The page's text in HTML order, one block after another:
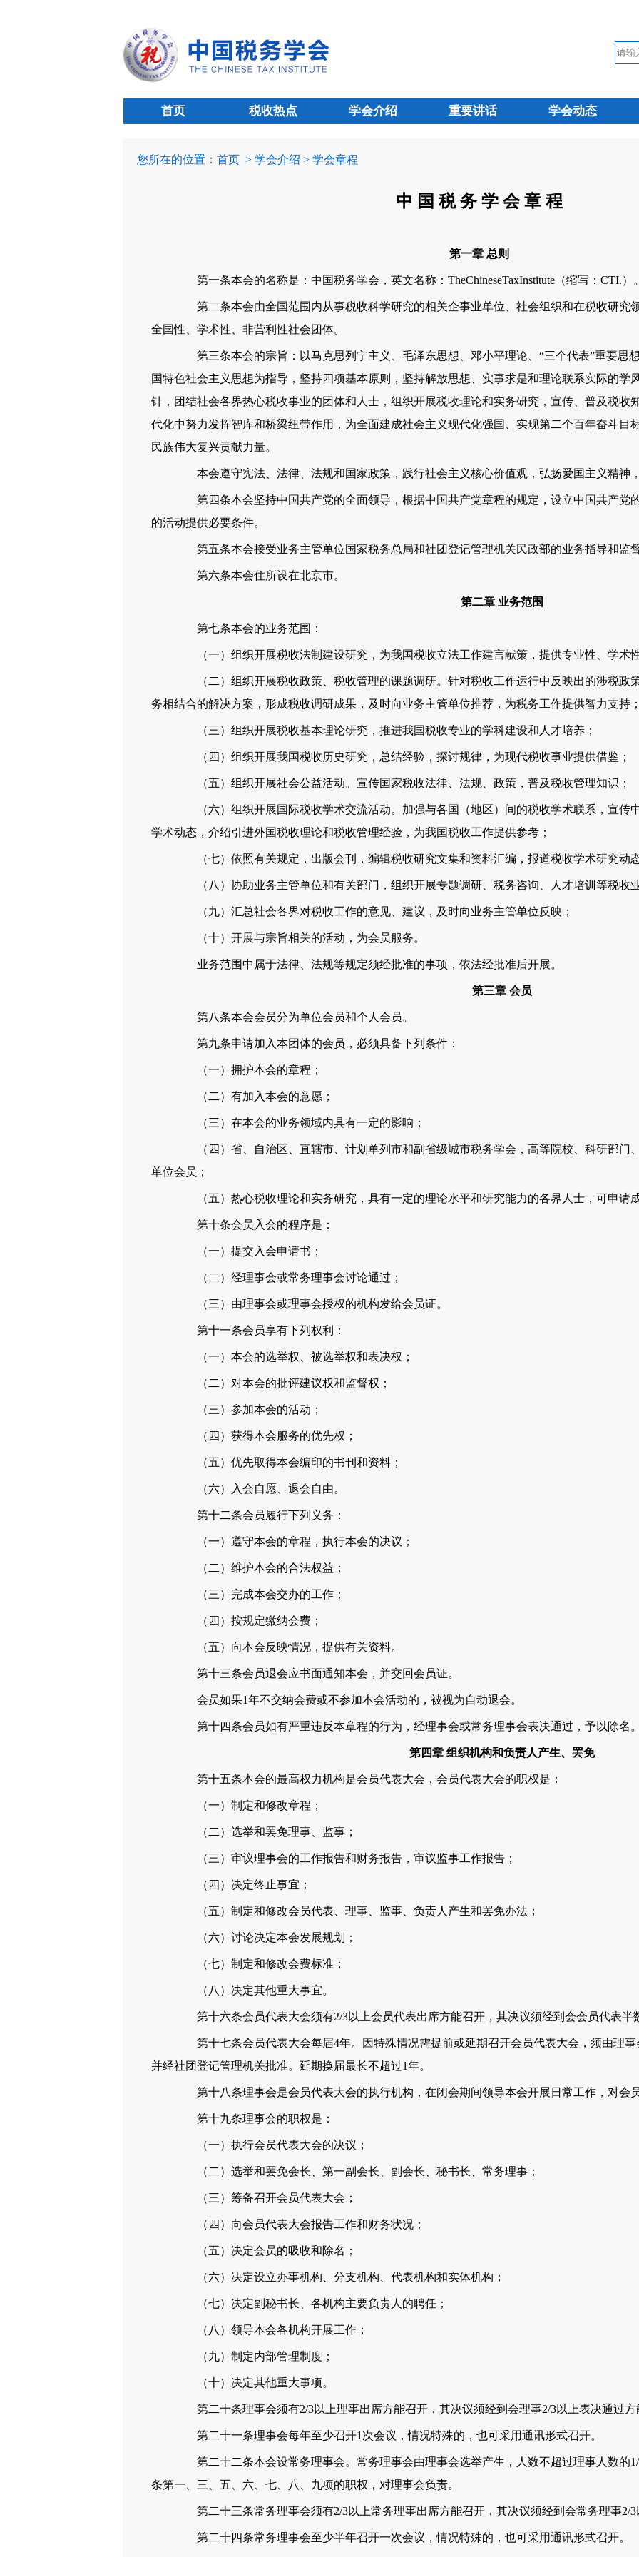
首页 税收热点 学会介绍 重要讲话 学会动态
您所在的位置： 首页 > 学会介绍 > 学会章程
中 国 税 务 学 会 章 程
第一章 总则
第一条本会的名称是：中国税务学会，英文名称：TheChineseTaxInstitute（缩写：CTI.）
第二条本会由全国范围内从事税收科学研究的相关企事业单位、社会组织和在税收研究
全国性、学术性、非营利性社会团体。
第三条本会的宗旨：以马克思列宁主义、毛泽东思想、邓小平理论、“三个代表”重要思
国特色社会主义思想为指导，坚持四项基本原则，坚持解放思想、实事求是和理论联系实际的学
针，团结社会各界热心税收事业的团体和人士，组织开展税收理论和实务研究，宣传、普及税收
代化中努力发挥智库和桥梁纽带作用，为全面建成社会主义现代化强国、实现第二个百年奋斗目
民族伟大复兴贡献力量。
本会遵守宪法、法律、法规和国家政策，践行社会主义核心价值观，弘扬爱国主义精神
第四条本会坚持中国共产党的全面领导，根据中国共产党章程的规定，设立中国共产党
的活动提供必要条件。
第五条本会接受业务主管单位国家税务总局和社团登记管理机关民政部的业务指导和监
第六条本会住所设在北京市。
第二章 业务范围
第七条本会的业务范围：
（一）组织开展税收法制建设研究，为我国税收立法工作建言献策，提供专业性、学术
（二）组织开展税收政策、税收管理的课题调研。针对税收工作运行中反映出的涉税政
务相结合的解决方案，形成税收调研成果，及时向业务主管单位推荐，为税务工作提供智力支持
（三）组织开展税收基本理论研究，推进我国税收专业的学科建设和人才培养；
（四）组织开展我国税收历史研究，总结经验，探讨规律，为现代税收事业提供借鉴；
（五）组织开展社会公益活动。宣传国家税收法律、法规、政策，普及税收管理知识；
（六）组织开展国际税收学术交流活动。加强与各国（地区）间的税收学术联系，宣传
学术动态，介绍引进外国税收理论和税收管理经验，为我国税收工作提供参考；
（七）依照有关规定，出版会刊，编辑税收研究文集和资料汇编，报道税收学术研究动
（八）协助业务主管单位和有关部门，组织开展专题调研、税务咨询、人才培训等税收
（九）汇总社会各界对税收工作的意见、建议，及时向业务主管单位反映；
（十）开展与宗旨相关的活动，为会员服务。
业务范围中属于法律、法规等规定须经批准的事项，依法经批准后开展。
第三章 会员
第八条本会会员分为单位会员和个人会员。
第九条申请加入本团体的会员，必须具备下列条件：
（一）拥护本会的章程；
（二）有加入本会的意愿；
（三）在本会的业务领域内具有一定的影响；
（四）省、自治区、直辖市、计划单列市和副省级城市税务学会，高等院校、科研部门
单位会员；
（五）热心税收理论和实务研究，具有一定的理论水平和研究能力的各界人士，可申请
第十条会员入会的程序是：
（一）提交入会申请书；
（二）经理事会或常务理事会讨论通过；
（三）由理事会或理事会授权的机构发给会员证。
第十一条会员享有下列权利：
（一）本会的选举权、被选举权和表决权；
（二）对本会的批评建议权和监督权；
（三）参加本会的活动；
（四）获得本会服务的优先权；
（五）优先取得本会编印的书刊和资料；
（六）入会自愿、退会自由。
第十二条会员履行下列义务：
（一）遵守本会的章程，执行本会的决议；
（二）维护本会的合法权益；
（三）完成本会交办的工作；
（四）按规定缴纳会费；
（五）向本会反映情况，提供有关资料。
第十三条会员退会应书面通知本会，并交回会员证。
会员如果1年不交纳会费或不参加本会活动的，被视为自动退会。
第十四条会员如有严重违反本章程的行为，经理事会或常务理事会表决通过，予以除名
第四章 组织机构和负责人产生、罢免
第十五条本会的最高权力机构是会员代表大会，会员代表大会的职权是：
（一）制定和修改章程；
（二）选举和罢免理事、监事；
（三）审议理事会的工作报告和财务报告，审议监事工作报告；
（四）决定终止事宜；
（五）制定和修改会员代表、理事、监事、负责人产生和罢免办法；
（六）讨论决定本会发展规划；
（七）制定和修改会费标准；
（八）决定其他重大事宜。
第十六条会员代表大会须有2/3以上会员代表出席方能召开，其决议须经到会会员代表半
第十七条会员代表大会每届4年。因特殊情况需提前或延期召开会员代表大会，须由理事
并经社团登记管理机关批准。延期换届最长不超过1年。
第十八条理事会是会员代表大会的执行机构，在闭会期间领导本会开展日常工作，对会
第十九条理事会的职权是：
（一）执行会员代表大会的决议；
（二）选举和罢免会长、第一副会长、副会长、秘书长、常务理事；
（三）筹备召开会员代表大会；
（四）向会员代表大会报告工作和财务状况；
（五）决定会员的吸收和除名；
（六）决定设立办事机构、分支机构、代表机构和实体机构；
（七）决定副秘书长、各机构主要负责人的聘任；
（八）领导本会各机构开展工作；
（九）制定内部管理制度；
（十）决定其他重大事项。
第二十条理事会须有2/3以上理事出席方能召开，其决议须经到会理事2/3以上表决通过方
第二十一条理事会每年至少召开1次会议，情况特殊的，也可采用通讯形式召开。
第二十二条本会设常务理事会。常务理事会由理事会选举产生，人数不超过理事人数的
条第一、三、五、六、七、八、九项的职权，对理事会负责。
第二十三条常务理事会须有2/3以上常务理事出席方能召开，其决议须经到会常务理事2/3
第二十四条常务理事会至少半年召开一次会议，情况特殊的，也可采用通讯形式召开。